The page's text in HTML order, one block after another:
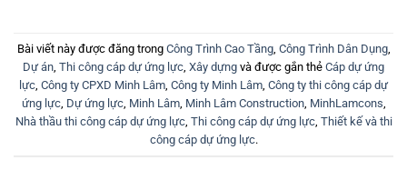
Bài viết này được đăng trong Công Trình Cao Tầng, Công Trình Dân Dụng,
Dự án Thi công cáp dự ứng lực Xây dựng và được gắn thẻ Cáp dự ứng
lực Công ty CPXD Minh Lâm Công ty Minh Lâm Công ty thi công cáp dự
ứng lực, Dự ứng lực, Minh Lâm, Minh Lâm Construction, MinhLamcons
Nhà thầu thi công cáp dự ứng lực, Thi công cáp dự ứng lực, Thiết kế và thi
công cáp dự ứng lực.